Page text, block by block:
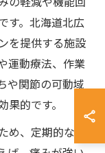
す。北海道北広
を提供する施設
運動療法、作業
や関節の可動域
的です。
、定期的な評